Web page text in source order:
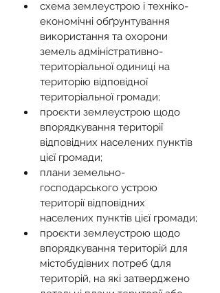
схема землеустрою і техніко-
економічні обґрунтування
використання та охорони
земель адміністративно-
територіальної одиниці на
територію відповідної
територіальної громади;
проєкти землеустрою щодо
впорядкування території
відповідних населених пунктів
цієї громади;
плани земельно-
господарського устрою
території відповідних
населених пунктів цієї громади;
проєкти землеустрою щодо
впорядкування територій для
містобудівних потреб (для
територій, на які затверджено